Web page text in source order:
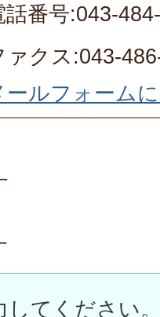
話番号:043-
ァクス:043-
ールフォーム